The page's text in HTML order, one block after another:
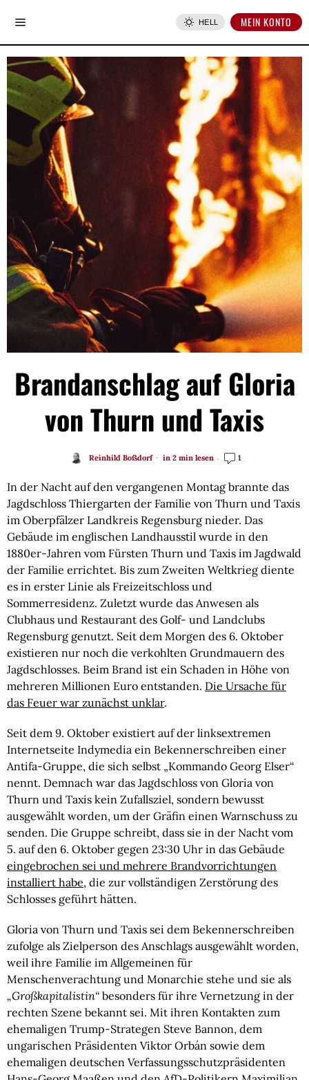
HELL MEIN KONTO
Brandanschlag auf Gloria
von Thurn und Taxis
Reinhild Boßdorf in 2 min lesen 1
In der Nacht auf den vergangenen Montag brannte das
Jagdschloss Thiergarten der Familie von Thurn und Taxis
im Oberpfälzer Landkreis Regensburg nieder. Das
Gebäude im englischen Landhausstil wurde in den
1880er-Jahren vom Fürsten Thurn und Taxis im Jagdwald
der Familie errichtet. Bis zum Zweiten Weltkrieg diente
es in erster Linie als Freizeitschloss und
Sommerresidenz. Zuletzt wurde das Anwesen als
Clubhaus und Restaurant des Golf- und Landclubs
Regensburg genutzt. Seit dem Morgen des 6. Oktober
existieren nur noch die verkohlten Grundmauern des
Jagdschlosses. Beim Brand ist ein Schaden in Höhe von
mehreren Millionen Euro entstanden. Die Ursache für
das Feuer war zunächst unklar.
Seit dem 9. Oktober existiert auf der linksextremen
Internetseite Indymedia ein Bekennerschreiben einer
Antifa-Gruppe, die sich selbst „Kommando Georg Elser“
nennt. Demnach war das Jagdschloss von Gloria von
Thurn und Taxis kein Zufallsziel, sondern bewusst
ausgewählt worden, um der Gräfin einen Warnschuss zu
senden. Die Gruppe schreibt, dass sie in der Nacht vom
5. auf den 6. Oktober gegen 23:30 Uhr in das Gebäude
eingebrochen sei und mehrere Brandvorrichtungen
installiert habe, die zur vollständigen Zerstörung des
Schlosses geführt hätten.
Gloria von Thurn und Taxis sei dem Bekennerschreiben
zufolge als Zielperson des Anschlags ausgewählt worden,
weil ihre Familie im Allgemeinen für
Menschenverachtung und Monarchie stehe und sie als
„Großkapitalistin“ besonders für ihre Vernetzung in der
rechten Szene bekannt sei. Mit ihren Kontakten zum
ehemaligen Trump-Strategen Steve Bannon, dem
ungarischen Präsidenten Viktor Orbán sowie dem
ehemaligen deutschen Verfassungsschutzpräsidenten